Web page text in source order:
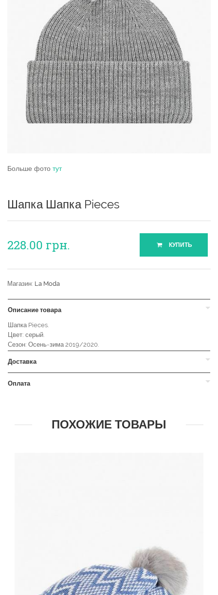
Больше фото тут
Шапка Шапка Pieces
228.00 грн. КУПИТЬ
Магазин: La Moda
Описание товара
Шапка Pieces.
Цвет: серый.
Сезон: Осень-зима 2019/2020.
Доставка
Оплата
ПОХОЖИЕ ТОВАРЫ